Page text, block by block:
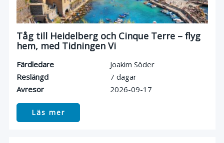
Tåg till Heidelberg och Cinque Terre – flyg
hem, med Tidningen Vi
Färdledare
Joakim Söder
Reslängd
7 dagar
Avresor
2026-09-17
Läs mer